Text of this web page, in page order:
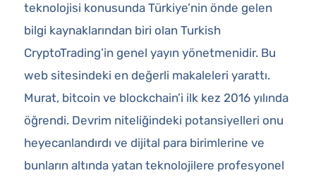
teknolojisi konusunda Türkiye’nin önde gelen
bilgi kaynaklarından biri olan Turkish
CryptoTrading’in genel yayın yönetmenidir. Bu
web sitesindeki en değerli makaleleri yarattı.
Murat, bitcoin ve blockchain’i ilk kez 2016 yılında
öğrendi. Devrim niteliğindeki potansiyelleri onu
heyecanlandırdı ve dijital para birimlerine ve
bunların altında yatan teknolojilere profesyonel